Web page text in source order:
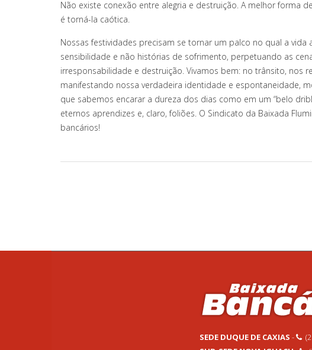
Não existe conexão entre alegria e destruição. A melhor forma
é torná-la caótica.
Nossas festividades precisam se tornar um palco no qual a
sensibilidade e não histórias de sofrimento, perpetuando as
irresponsabilidade e destruição. Vivamos bem: no trânsito, nos
manifestando nossa verdadeira identidade e espontaneidade,
que sabemos encarar a dureza dos dias como em um “belo
eternos aprendizes e, claro, foliões. O Sindicato da Baixada
bancários!
SEDE DUQUE DE CAXIAS -